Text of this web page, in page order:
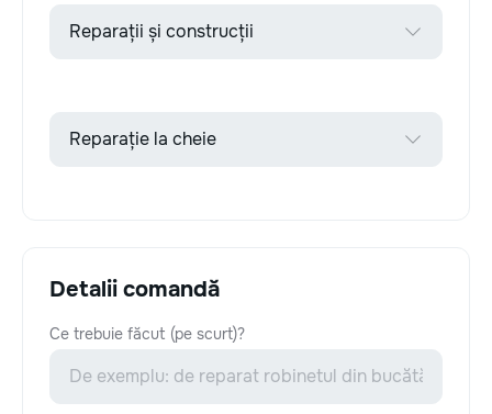
Detalii comandă
Ce trebuie făcut (pe scurt)?